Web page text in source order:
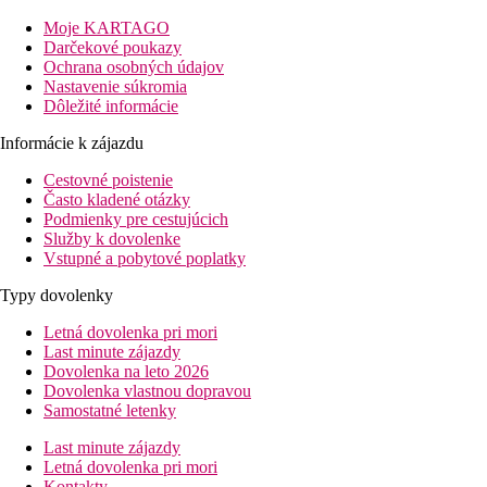
Upozornenie: Rozsah a kvalita uvedených služieb a aktivít
môže byť ovplyvnená zavedením prípadných hygienických či
protiepidemických opatrení v danej destinácii.
Vzdialenosť
pláže: 0 mu pláže
letisko: 30 km Djerba
nákupných možností: 500 m od hotela
Popis izby
centrálne ovládaná klimatizácia (hlavná sezóna)
telefón
sat TV
vlastné sociálne zariadenie (kúpeľňa, sušič vlasov, WC)
balkón alebo terasa
Ubytovanie za príplatok
Jednolôžková izba
Izba s výhľadom na more
Popis hotela
vstupná hala s recepciou
Moje KARTAGO
Darčekové poukazy
Ochrana osobných údajov
Nastavenie súkromia
Dôležité informácie
Informácie k zájazdu
Cestovné poistenie
Často kladené otázky
Podmienky pre cestujúcich
Služby k dovolenke
Vstupné a pobytové poplatky
Typy dovolenky
Letná dovolenka pri mori
Last minute zájazdy
Dovolenka na leto 2026
Dovolenka vlastnou dopravou
Samostatné letenky
Last minute zájazdy
Letná dovolenka pri mori